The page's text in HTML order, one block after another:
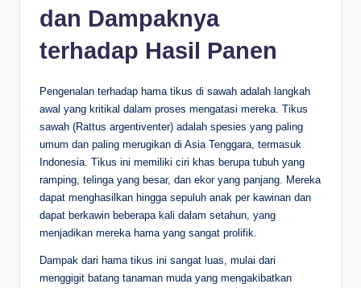
dan Dampaknya
terhadap Hasil Panen
Pengenalan terhadap hama tikus di sawah adalah langkah
awal yang kritikal dalam proses mengatasi mereka. Tikus
sawah (Rattus argentiventer) adalah spesies yang paling
umum dan paling merugikan di Asia Tenggara, termasuk
Indonesia. Tikus ini memiliki ciri khas berupa tubuh yang
ramping, telinga yang besar, dan ekor yang panjang. Mereka
dapat menghasilkan hingga sepuluh anak per kawinan dan
dapat berkawin beberapa kali dalam setahun, yang
menjadikan mereka hama yang sangat prolifik.
Dampak dari hama tikus ini sangat luas, mulai dari
menggigit batang tanaman muda yang mengakibatkan